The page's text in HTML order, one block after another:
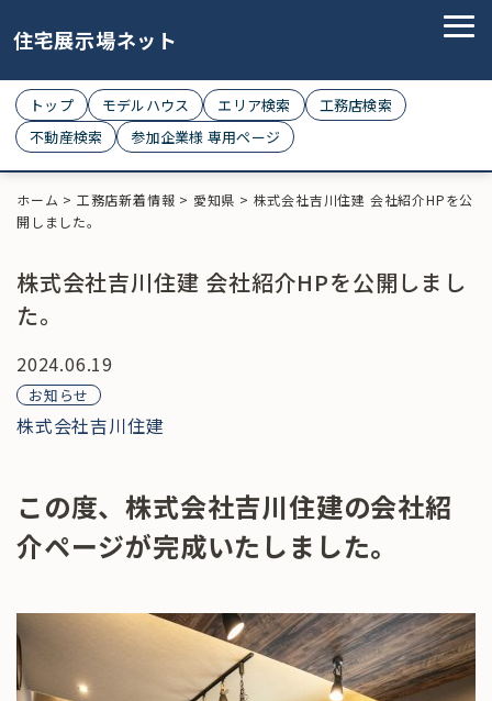
住宅展示場ネット
トップ モデルハウス エリア検索
工務店検索
不動産検索
参加企業様 専用ページ
ホーム > 工務店新着情報 > 愛知県 > 株式会社吉川住建 会社紹介HPを公
開しました。
株式会社吉川住建 会社紹介HPを公開しまし
た。
2024.06.19
お知らせ
株式会社吉川住建
この度、株式会社吉川住建の会社紹
介ページが完成いたしました。